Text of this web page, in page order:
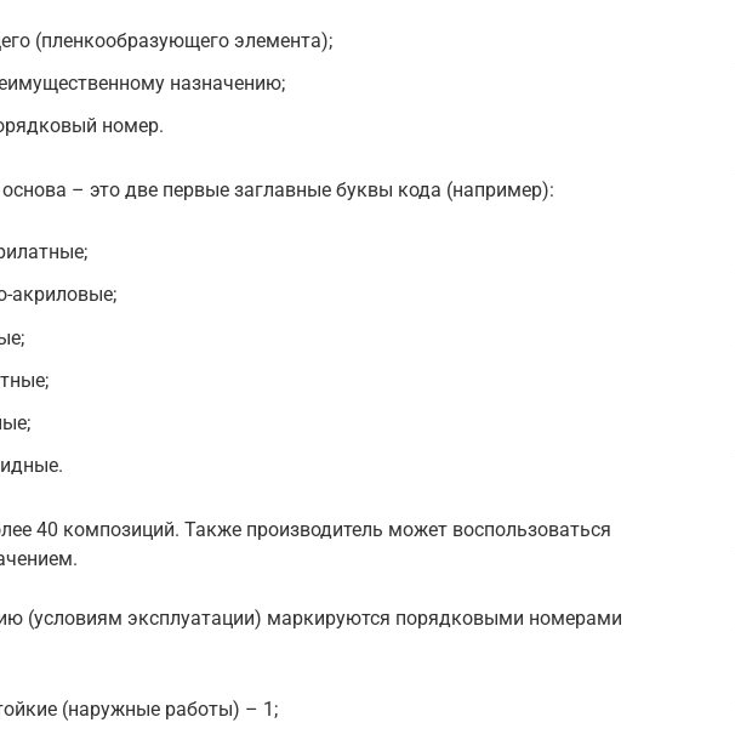
(пленкообразующего элемента);
назначению;
номер.
– это две первые заглавные буквы кода (например):
акриловые;
40 композиций. Также производитель может воспользоваться
(условиям эксплуатации) маркируются порядковыми номерами
(наружные работы) – 1;